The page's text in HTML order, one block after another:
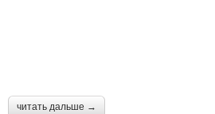
читать дальше →